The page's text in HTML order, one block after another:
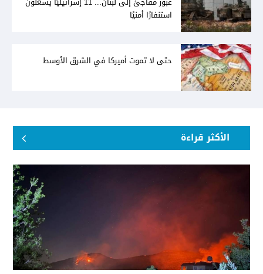
استنفارًا أمنيًا
حتى لا تموت أميركا في الشرق الأوسط
الأكثر قراءة